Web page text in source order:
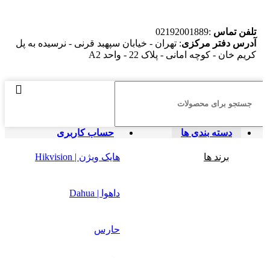
تلفن تماس:02192001889
آدرس دفتر مرکزی : تهران - خیابان سپهبد قرنی - نرسیده به پل
کریم خان - کوچه امانی - پلاک 22 - واحد A2
حساب کاربری دسته بندی ها
برند ها هایک ویژن | Hikvision
داهوا | Dahua
حارس